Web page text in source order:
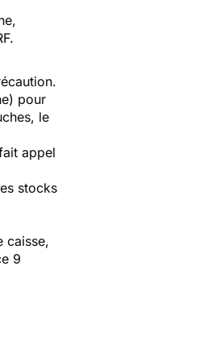
pour
le
appel
stocks
caisse,
9